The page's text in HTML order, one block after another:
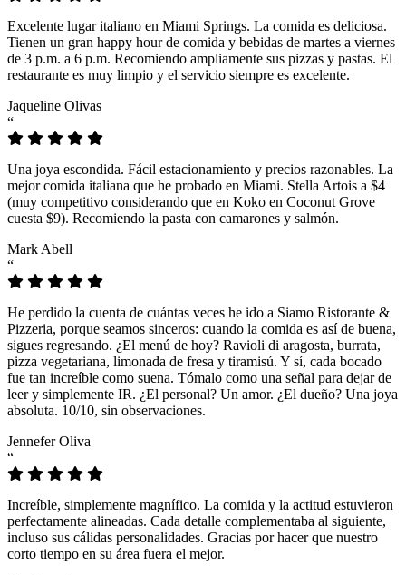
Excelente lugar italiano en Miami Springs. La comida es deliciosa.
Tienen un gran happy hour de comida y bebidas de martes a viernes
de 3 p.m. a 6 p.m. Recomiendo ampliamente sus pizzas y pastas. El
restaurante es muy limpio y el servicio siempre es excelente.
Jaqueline Olivas
“
Una joya escondida. Fácil estacionamiento y precios razonables. La
mejor comida italiana que he probado en Miami. Stella Artois a $4
(muy competitivo considerando que en Koko en Coconut Grove
cuesta $9). Recomiendo la pasta con camarones y salmón.
Mark Abell
“
He perdido la cuenta de cuántas veces he ido a Siamo Ristorante &
Pizzeria, porque seamos sinceros: cuando la comida es así de buena,
sigues regresando. ¿El menú de hoy? Ravioli di aragosta, burrata,
pizza vegetariana, limonada de fresa y tiramisú. Y sí, cada bocado
fue tan increíble como suena. Tómalo como una señal para dejar de
leer y simplemente IR. ¿El personal? Un amor. ¿El dueño? Una joya
absoluta. 10/10, sin observaciones.
Jennefer Oliva
“
Increíble, simplemente magnífico. La comida y la actitud estuvieron
perfectamente alineadas. Cada detalle complementaba al siguiente,
incluso sus cálidas personalidades. Gracias por hacer que nuestro
corto tiempo en su área fuera el mejor.